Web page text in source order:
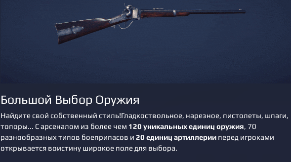
Большой Выбор Оружия
Найдите свой собственный стиль!Гладкоствольное, нарезное, пистолеты, шпаги,
топоры... С арсеналом из более чем 120 уникальных единиц оружия, 70
разнообразных типов боеприпасов и 20 единиц артиллерииперед игроками
открывается воистину широкое поле для выбора.